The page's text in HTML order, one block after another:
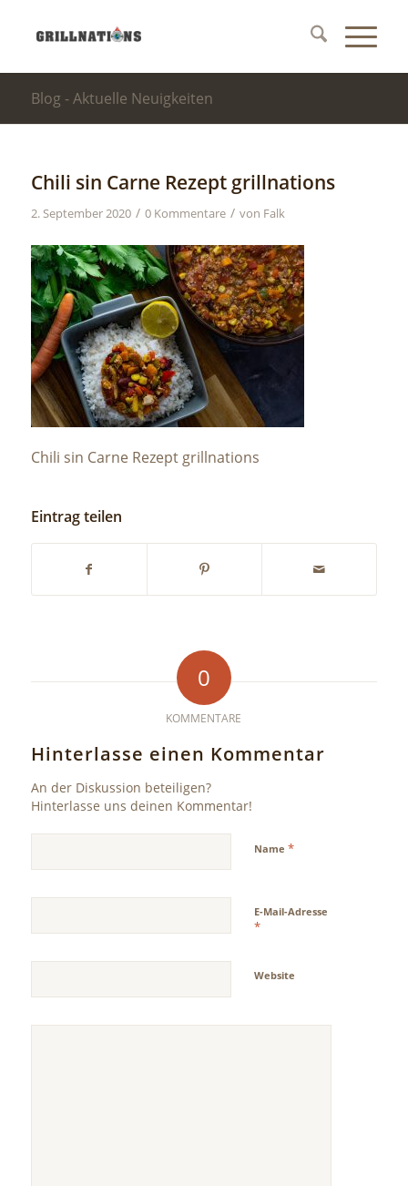
Blog - Aktuelle Neuigkeiten
Chili sin Carne Rezept grillnations
2. September 2020 / 0 Kommentare / von Falk
Chili sin Carne Rezept grillnations
Eintrag teilen
0
KOMMENTARE
Hinterlasse einen Kommentar
An der Diskussion beteiligen?
Hinterlasse uns deinen Kommentar!
Name *
E-Mail-Adresse
*
Website